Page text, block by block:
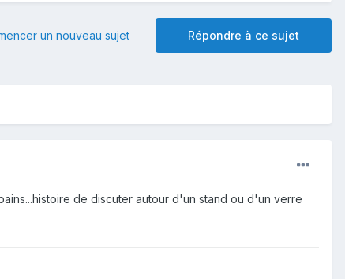
Répondre à ce sujet
un nouveau sujet
de discuter autour d'un stand ou d'un verre